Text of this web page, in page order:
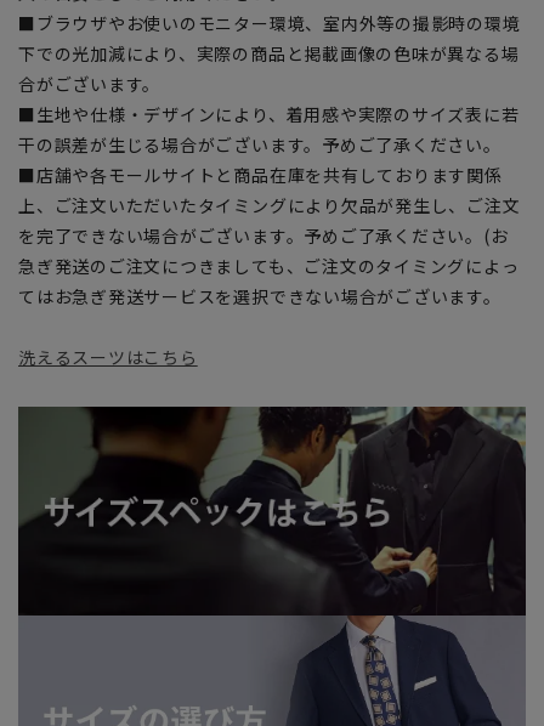
■ブラウザやお使いのモニター環境、室内外等の撮影時の環境
下での光加減により、実際の商品と掲載画像の色味が異なる場
合がございます。
■生地や仕様・デザインにより、着用感や実際のサイズ表に若
干の誤差が生じる場合がございます。予めご了承ください。
■店舗や各モールサイトと商品在庫を共有しております関係
上、ご注文いただいたタイミングにより欠品が発生し、ご注文
を完了できない場合がございます。予めご了承ください。(お
急ぎ発送のご注文につきましても、ご注文のタイミングによっ
てはお急ぎ発送サービスを選択できない場合がございます。
洗えるスーツはこちら